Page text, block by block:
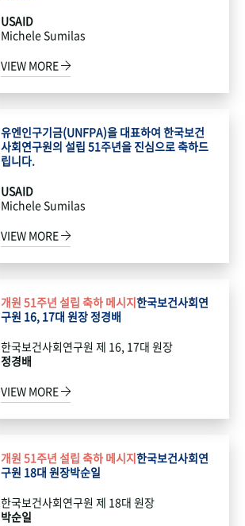
USAID
Michele Sumilas
VIEW MORE
유엔인구기금(UNFPA)을 대표하여 한국보건
사회연구원의 설립 51주년을 진심으로 축하드
립니다.
USAID
Michele Sumilas
VIEW MORE
개원 51주년 설립 축하 메시지한국보건사회연
구원 16, 17대 원장 정경배
한국보건사회연구원 제 16, 17대 원장
정경배
VIEW MORE
개원 51주년 설립 축하 메시지한국보건사회연
구원 18대 원장박순일
한국보건사회연구원 제 18대 원장
박순일